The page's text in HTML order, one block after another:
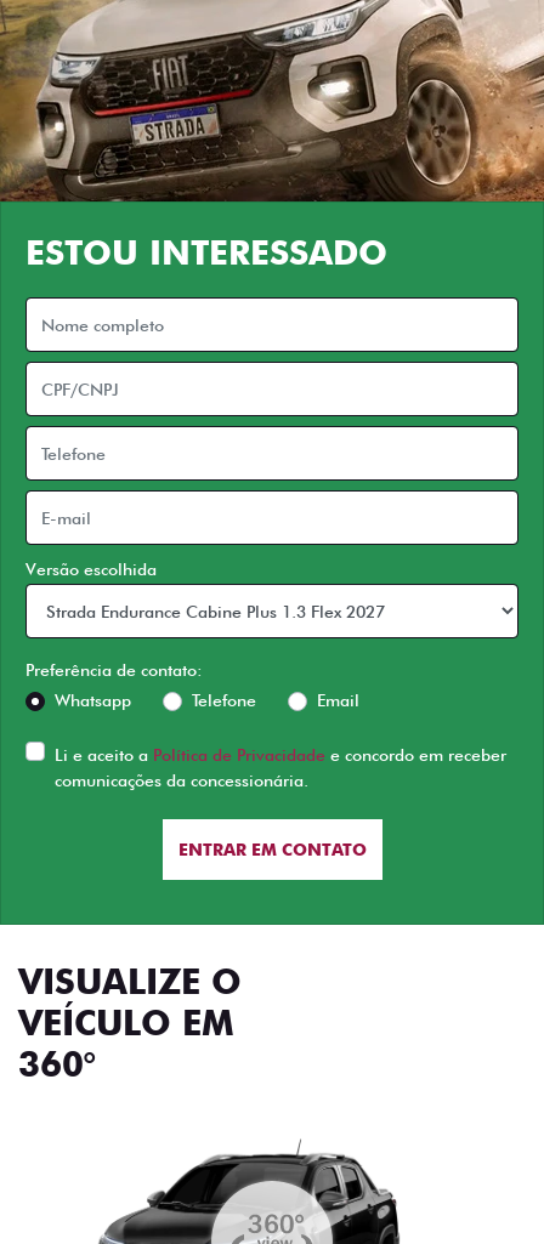
ESTOU INTERESSADO
Versão escolhida
Preferência de contato:
Whatsapp
Telefone Email
Li e aceito a Política de Privacidade e concordo em receber
comunicações da concessionária.
ENTRAR EM CONTATO
VISUALIZE O
VEÍCULO EM
360°